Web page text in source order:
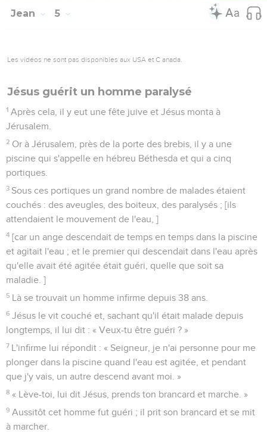
Jean 5
Les vidéos ne sont pas disponibles aux USA et C anada.
Jésus guérit un homme paralysé
1 Après cela, il y eut une fête juive et Jésus monta à
Jérusalem.
2 Or à Jérusalem, près de la porte des brebis, il y a une
piscine qui s'appelle en hébreu Béthesda et qui a cinq
portiques.
3 Sous ces portiques un grand nombre de malades étaient
couchés : des aveugles, des boiteux, des paralysés ; [ils
attendaient le mouvement de l'eau, ]
4 [car un ange descendait de temps en temps dans la piscine
et agitait l'eau ; et le premier qui descendait dans l'eau après
qu'elle avait été agitée était guéri, quelle que soit sa
maladie. ]
5 Là se trouvait un homme infirme depuis 38 ans.
6 Jésus le vit couché et, sachant qu'il était malade depuis
longtemps, il lui dit : « Veux-tu être guéri ? »
7 L'infirme lui répondit : « Seigneur, je n'ai personne pour me
plonger dans la piscine quand l'eau est agitée, et pendant
que j'y vais, un autre descend avant moi. »
8 « Lève-toi, lui dit Jésus, prends ton brancard et marche. »
9 Aussitôt cet homme fut guéri ; il prit son brancard et se mit
à marcher.